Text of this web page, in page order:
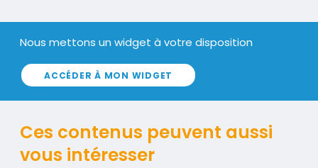
Texte
Nous mettons un widget à votre disposition
ACCÉDER À MON WIDGET
Ces contenus peuvent aussi
vous intéresser